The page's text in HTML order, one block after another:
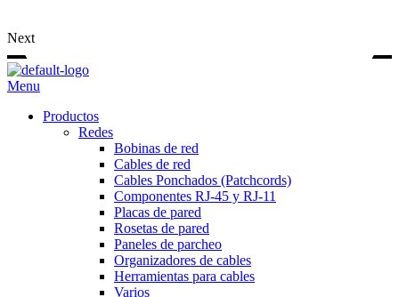
Next
Menu
Productos
Redes
Bobinas de red
Cables de red
Cables Ponchados (Patchcords)
Componentes RJ-45 y RJ-11
Placas de pared
Rosetas de pared
Paneles de parcheo
Organizadores de cables
Herramientas para cables
Varios